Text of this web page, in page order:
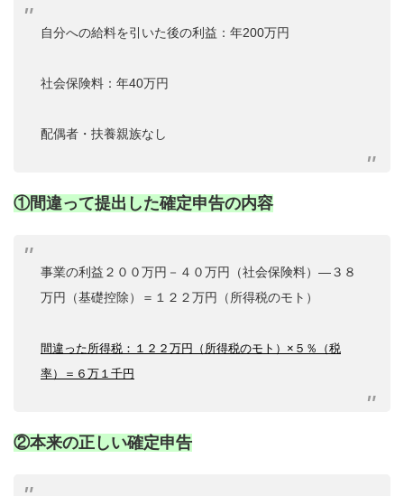
自分への給料を引いた後の利益：年200万円
社会保険料：年40万円
配偶者・扶養親族なし
①間違って提出した確定申告の内容
事業の利益２００万円－４０万円（社会保険料）―３８
万円（基礎控除）＝１２２万円（所得税のモト）
間違った所得税：１２２万円（所得税のモト）×５％（税
率）＝６万１千円
②本来の正しい確定申告